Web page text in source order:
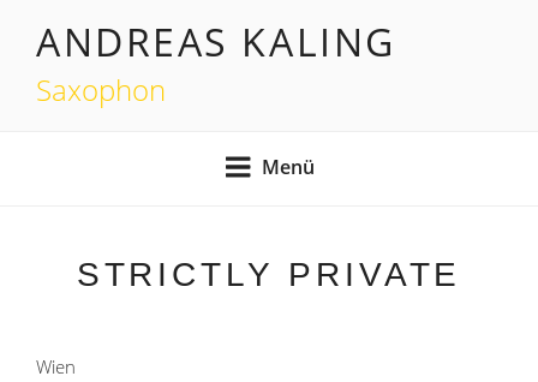
InhaltANDREAS KALING
Saxophon
Menü
STRICTLY PRIVATE
Wien